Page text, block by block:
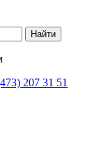
Найти
207 31 51